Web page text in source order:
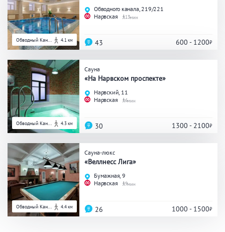
Обводный Кан... 4.1 км
Обводного канала, 219/221
Нарвская
13
600 - 1200
43
Обводный Кан... 4.3 км
Сауна
«На Нарвском проспекте»
Нарвский, 11
Нарвская
6
1300 - 2100
30
Обводный Кан... 4.4 км
Сауна-люкс
«Веллнесс Лига»
Бумажная, 9
Нарвская
9
1000 - 1500
26